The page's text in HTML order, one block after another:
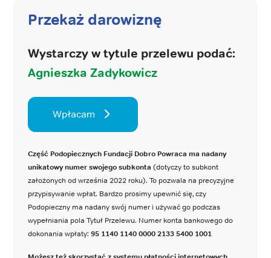
Przekaż darowiznę
Wystarczy w tytule przelewu podać:
Agnieszka Zadykowicz
Wpłacam
Część Podopiecznych Fundacji Dobro Powraca ma nadany
unikatowy numer swojego subkonta (dotyczy to subkont
założonych od września 2022 roku). To pozwala na precyzyjne
przypisywanie wpłat. Bardzo prosimy upewnić się, czy
Podopieczny ma nadany swój numer i używać go podczas
wypełniania pola Tytuł Przelewu. Numer konta bankowego do
dokonania wpłaty: 95 1140 1140 0000 2133 5400 1001